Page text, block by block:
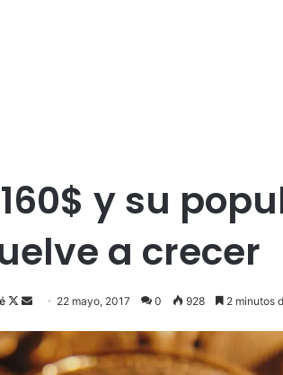
y su
a crecer
F
l
n
d
22 mayo, 2017 0 928 2 minutos